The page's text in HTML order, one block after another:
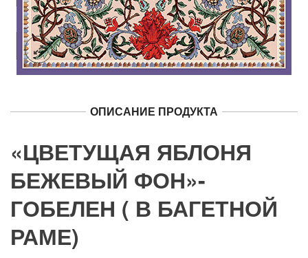
ОПИСАНИЕ ПРОДУКТА
«ЦВЕТУЩАЯ ЯБЛОНЯ
БЕЖЕВЫЙ ФОН»-
ГОБЕЛЕН ( В БАГЕТНОЙ
РАМЕ)